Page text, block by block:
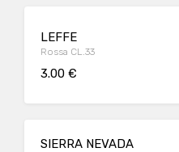
LEFFE
Rossa CL.33
3.00 €
SIERRA NEVADA